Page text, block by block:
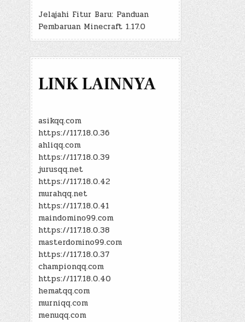
Jelajahi Fitur Baru: Panduan
Pembaruan Minecraft 1.17.0
LINK LAINNYA
asikqq.com
https://117.18.0.36
ahliqq.com
https://117.18.0.39
jurusqq.net
https://117.18.0.42
murahqq.net
https://117.18.0.41
maindomino99.com
https://117.18.0.38
masterdomino99.com
https://117.18.0.37
championqq.com
https://117.18.0.40
hematqq.com
murniqq.com
menuqq.com